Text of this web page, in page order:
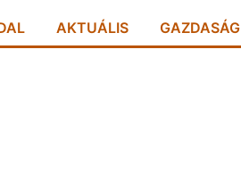
AKTUÁLIS GAZDASÁG